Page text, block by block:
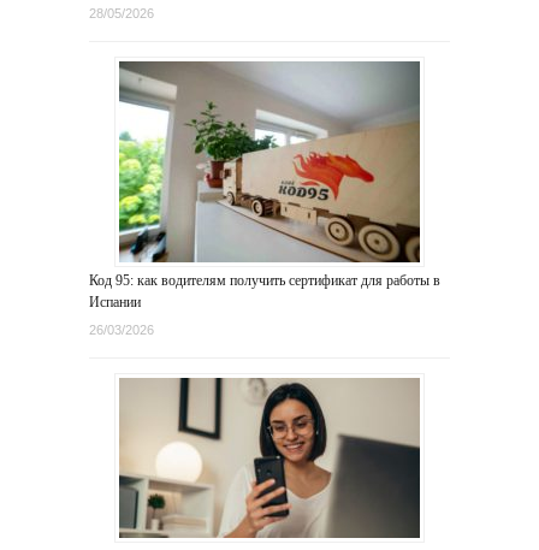
28/05/2026
Код 95: как водителям получить сертификат для работы в
Испании
26/03/2026